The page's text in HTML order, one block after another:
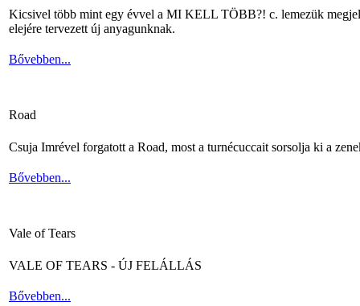
Kicsivel több mint egy évvel a MI KELL TÖBB?! c. lemezük
elejére tervezett új anyagunknak.
Bővebben...
Road
Csuja Imrével forgatott a Road, most a turnécuccait sorsolja ki a
Bővebben...
Vale of Tears
VALE OF TEARS - ÚJ FELÁLLÁS
Bővebben...